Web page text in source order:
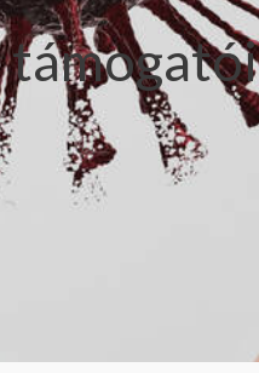
támogatói